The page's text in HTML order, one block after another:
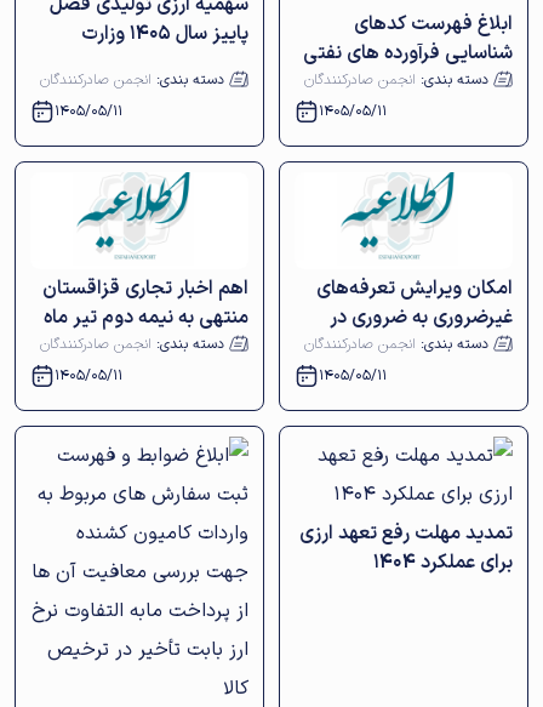
ابلاغ فهرست کدهای
شناسایی فرآورده های نفتی
حاوی پیش ساز مواد مخدر
دسته بندی: انجمن صادرکنندگان
1405/05/11
پاییز سال ۱۴۰۵ وزارت
صمت
دسته بندی: انجمن صادرکنندگان
1405/05/11
امکان ویرایش تعرفه‌های
غیرضروری به ضروری در
ویرایش پرونده‌های
ثبت‌سفارش تأمین ارز شده
تا 31 فروردین
دسته بندی: انجمن صادرکنندگان
1405/05/11
اهم اخبار تجاری قزاقستان
منتهی به نیمه دوم تیر ماه
1405دسته بندی: انجمن صادرکنندگان
1405/05/11
تمدید مهلت رفع تعهد ارزی
برای عملکرد ۱۴۰۴